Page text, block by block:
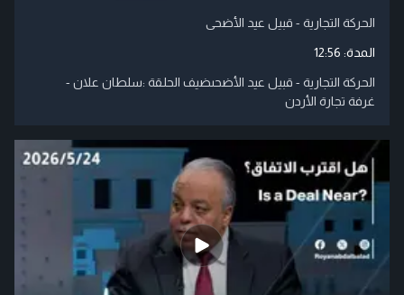
الحركة التجارية - قبيل عيد الأضحى
المدة: 12:56
الحركة التجارية - قبيل عيد الأضحىضيف الحلقة :سلطان علان -
غرفة تجارة الأردن